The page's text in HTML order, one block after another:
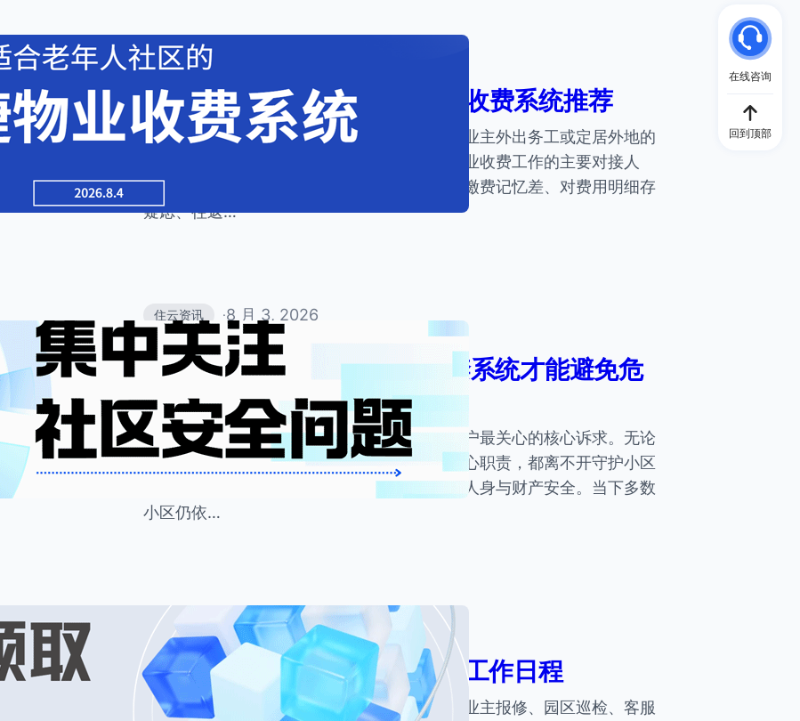
住云资讯
更适合老年人社区的物业管理收费系统推荐
如今多数居民小区呈现出老年业主常住、年轻业主外出务工或定居外地的
居住常态。老年人作为小区常住主力，成为物业收费工作的主要对接人
群。但老年人普遍存在智能设备操作不熟练、缴费记忆差、对费用明细存
疑虑、往返…
住云资讯 ·8 月 3, 2026
小区安全问题无小事 好的门禁系统才能避免危
险
小区安全是物业服务的核心底线，也是万千住户最关心的核心诉求。无论
品牌规模、服务层级如何，所有物业公司的核心职责，都离不开守护小区
出入安全、屏蔽各类人员进出隐患、保障住户人身与财产安全。当下多数
小区仍依…
住云资讯 8 月 2, 2026
让AI帮你规划好一天物业管理工作日程
物业管理工作琐碎繁杂、事项零散，日常面临业主报修、园区巡检、客服
在线咨询
回到顶部